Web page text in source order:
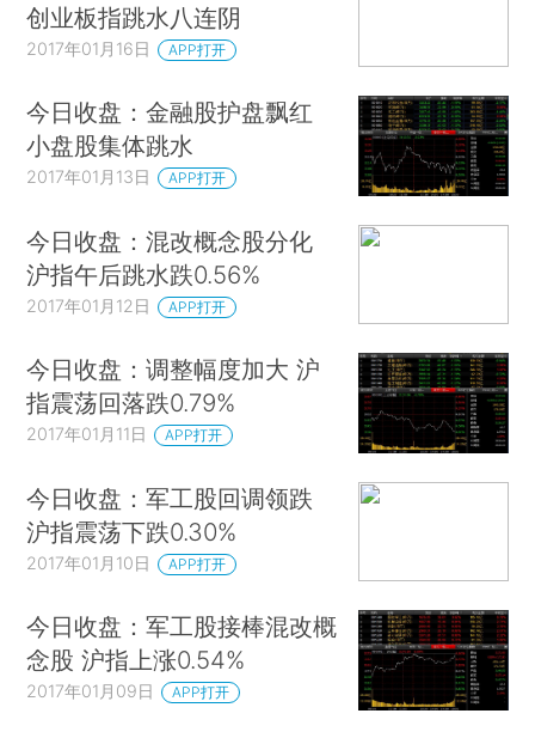
创业板指跳水八连阴
2017年01月16日 APP打开
今日收盘：金融股护盘飘红
小盘股集体跳水
2017年01月13日 APP打开
今日收盘：混改概念股分化
沪指午后跳水跌0.56%
2017年01月12日 APP打开
今日收盘：调整幅度加大 沪
指震荡回落跌0.79%
2017年01月11日 APP打开
今日收盘：军工股回调领跌
沪指震荡下跌0.30%
2017年01月10日 APP打开
今日收盘：军工股接棒混改概
念股 沪指上涨0.54%
2017年01月09日 APP打开